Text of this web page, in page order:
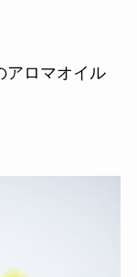
アロマオイル